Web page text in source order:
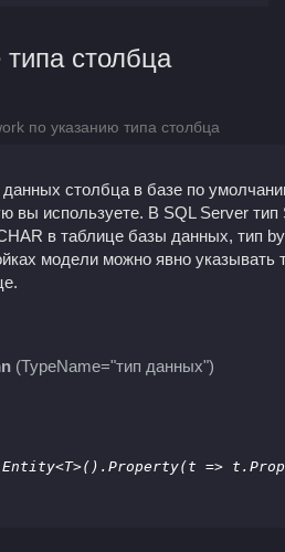
столбца
по указанию типа столбца
данных столбца в базе по
вы используете. В SQL Server
в таблице базы данных, тип
модели можно явно указывать
(TypeName="тип данных")
Entity<T>().Property(t =>